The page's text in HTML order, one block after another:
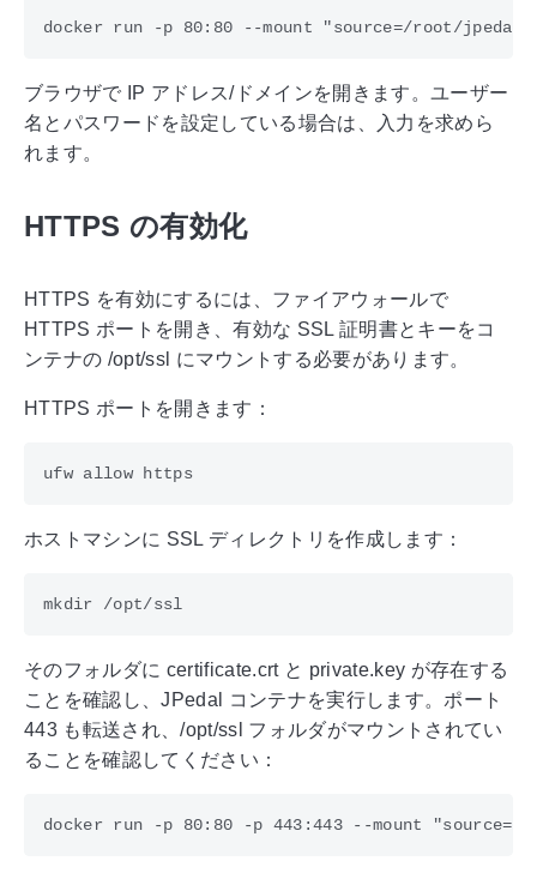
ブラウザで IP アドレス/ドメインを開きます。ユーザー
名とパスワードを設定している場合は、入力を求めら
れます。
HTTPS の有効化
HTTPS を有効にするには、ファイアウォールで
HTTPS ポートを開き、有効な SSL 証明書とキーをコ
ンテナの /opt/ssl にマウントする必要があります。
HTTPS ポートを開きます：
ufw allow https
ホストマシンに SSL ディレクトリを作成します：
そのフォルダに certificate.crt と private.key が存在する
ことを確認し、JPedal コンテナを実行します。ポート
443 も転送され、/opt/ssl フォルダがマウントされてい
ることを確認してください：